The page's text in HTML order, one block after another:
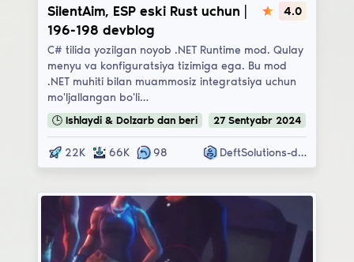
SilentAim, ESP eski Rust uchun |
196-198 devblog
4.0
C# tilida yozilgan noyob .NET Runtime mod. Qulay
menyu va konfiguratsiya tizimiga ega. Bu mod
.NET muhiti bilan muammosiz integratsiya uchun
mo'ljallangan bo'li…
🕒 Ishlaydi & Dolzarb dan beri 27 Sentyabr 2024
22K 66K 98 DeftSolutions-dev